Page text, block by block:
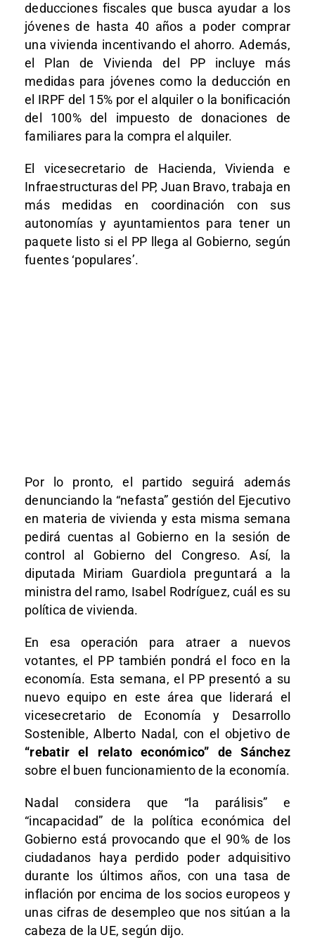
deducciones fiscales que busca ayudar a los
jóvenes de hasta 40 años a poder comprar
una vivienda incentivando el ahorro. Además,
el Plan de Vivienda del PP incluye más
medidas para jóvenes como la deducción en
el IRPF del 15% por el alquiler o la bonificación
del 100% del impuesto de donaciones de
familiares para la compra el alquiler.
El vicesecretario de Hacienda, Vivienda e
Infraestructuras del PP, Juan Bravo, trabaja en
más medidas en coordinación con sus
autonomías y ayuntamientos para tener un
paquete listo si el PP llega al Gobierno, según
fuentes ‘populares’.
Por lo pronto, el partido seguirá además
denunciando la “nefasta” gestión del Ejecutivo
en materia de vivienda y esta misma semana
pedirá cuentas al Gobierno en la sesión de
control al Gobierno del Congreso. Así, la
diputada Miriam Guardiola preguntará a la
ministra del ramo, Isabel Rodríguez, cuál es su
política de vivienda.
En esa operación para atraer a nuevos
votantes, el PP también pondrá el foco en la
economía. Esta semana, el PP presentó a su
nuevo equipo en este área que liderará el
vicesecretario de Economía y Desarrollo
Sostenible, Alberto Nadal, con el objetivo de
“rebatir el relato económico” de Sánchez
sobre el buen funcionamiento de la economía.
Nadal considera que “la parálisis” e
“incapacidad” de la política económica del
Gobierno está provocando que el 90% de los
ciudadanos haya perdido poder adquisitivo
durante los últimos años, con una tasa de
inflación por encima de los socios europeos y
unas cifras de desempleo que nos sitúan a la
cabeza de la UE, según dijo.